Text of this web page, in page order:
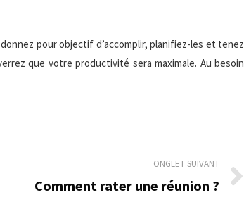
pour objectif d’accomplir, planifiez-les et tenez
que votre productivité sera maximale. Au besoin
ONGLET SUIVANT
Comment rater une réunion ?